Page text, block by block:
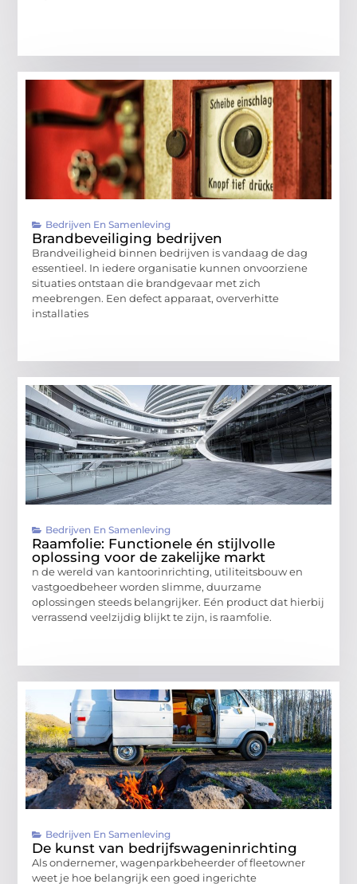
Bedrijven En Samenleving
Brandbeveiliging bedrijven
Brandveiligheid binnen bedrijven is vandaag de dag
essentieel. In iedere organisatie kunnen onvoorziene
situaties ontstaan die brandgevaar met zich
meebrengen. Een defect apparaat, oververhitte
installaties
Bedrijven En Samenleving
Raamfolie: Functionele én stijlvolle
oplossing voor de zakelijke markt
n de wereld van kantoorinrichting, utiliteitsbouw en
vastgoedbeheer worden slimme, duurzame
oplossingen steeds belangrijker. Eén product dat hierbij
verrassend veelzijdig blijkt te zijn, is raamfolie.
Bedrijven En Samenleving
De kunst van bedrijfswageninrichting
Als ondernemer, wagenparkbeheerder of fleetowner
weet je hoe belangrijk een goed ingerichte